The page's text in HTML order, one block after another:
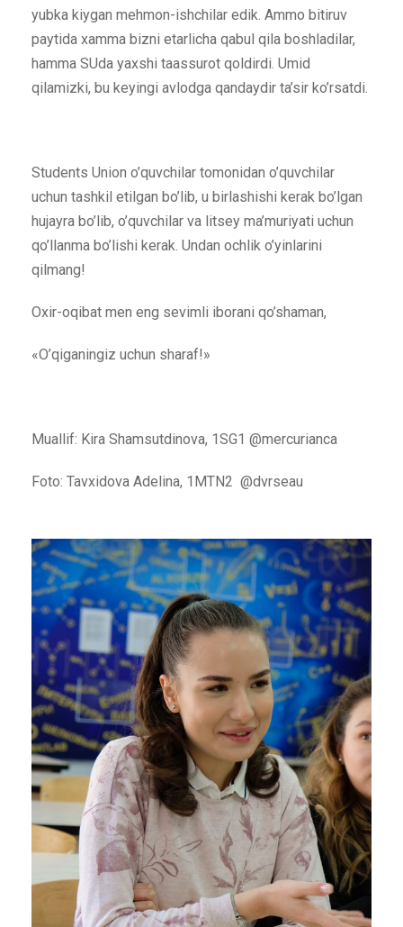
yubka kiygan mehmon-ishchilar edik. Ammo bitiruv
paytida xamma bizni etarlicha qabul qila boshladilar,
hamma SUda yaxshi taassurot qoldirdi. Umid
qilamizki, bu keyingi avlodga qandaydir ta’sir ko’rsatdi.
Students Union o’quvchilar tomonidan o’quvchilar
uchun tashkil etilgan bo’lib, u birlashishi kerak bo’lgan
hujayra bo’lib, o’quvchilar va litsey ma’muriyati uchun
qo’llanma bo’lishi kerak. Undan ochlik o’yinlarini
qilmang!
Oxir-oqibat men eng sevimli iborani qo’shaman,
«O’qiganingiz uchun sharaf!»
Muallif: Kira Shamsutdinova, 1SG1 @mercurianca
Foto: Tavxidova Adelina, 1MTN2 @dvrseau